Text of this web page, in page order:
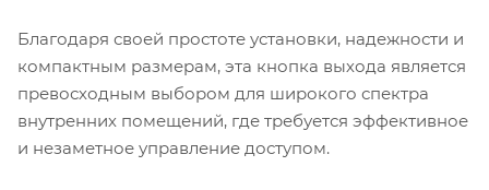
Благодаря своей простоте установки, надежности и
компактным размерам, эта кнопка выхода является
превосходным выбором для широкого спектра
внутренних помещений, где требуется эффективное
и незаметное управление доступом.